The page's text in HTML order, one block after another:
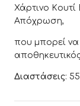
Χάρτινο
Απόχρωση,
που μπορεί να
Διαστάσεις: